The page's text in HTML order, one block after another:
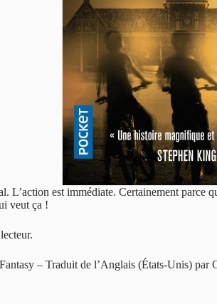
L’action est immédiate. Certainement parce
veut ça !
– Traduit de l’Anglais (États-Unis)